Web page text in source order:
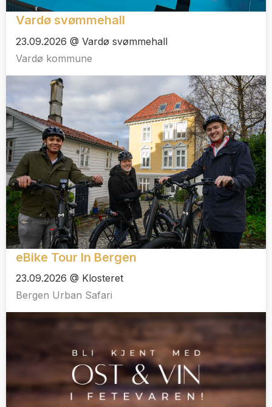
Vardø svømmehall
23.09.2026 @ Vardø svømmehall
Vardø kommune
eBike Tour In Bergen
23.09.2026 @ Klosteret
Bergen Urban Safari